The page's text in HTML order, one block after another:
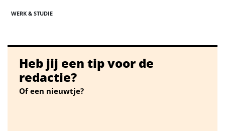
WERK & STUDIE
Heb jij een tip voor de
redactie?
Of een nieuwtje?